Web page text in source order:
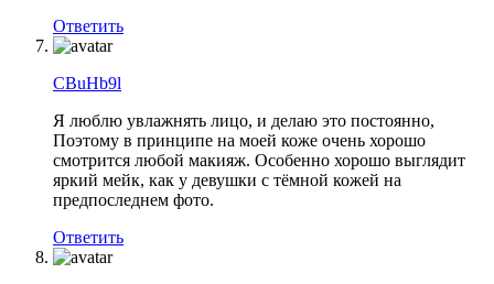
Ответить
CBuHb9l
Я люблю увлажнять лицо, и делаю это постоянно,
Поэтому в принципе на моей коже очень хорошо
смотрится любой макияж. Особенно хорошо выглядит
яркий мейк, как у девушки с тёмной кожей на
предпоследнем фото.
Ответить